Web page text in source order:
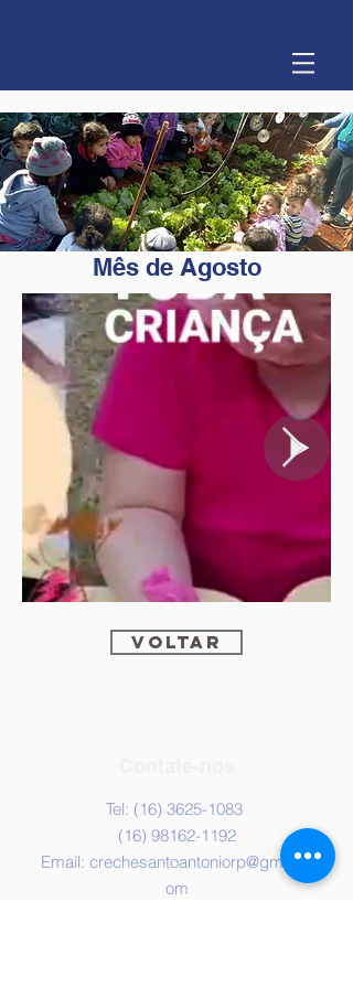
Mês de Agosto
voltar
Tel: (16) 3625-1083
(16) 98162-1192
Email: crechesantoantoniorp@gmail.c
om